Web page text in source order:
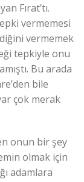
Fırat’tı.
vermemesi
vermemek
tepkiyle onu
Bu arada
bile
çok merak
onun bir şey
olmak için
adamlara